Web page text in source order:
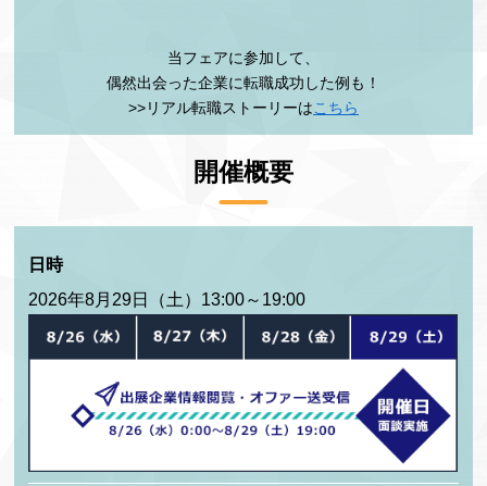
当フェアに参加して、
偶然出会った企業に転職成功した例も！
>>リアル転職ストーリーはこちら
開催概要
日時
2026年8月29日（土）13:00～19:00